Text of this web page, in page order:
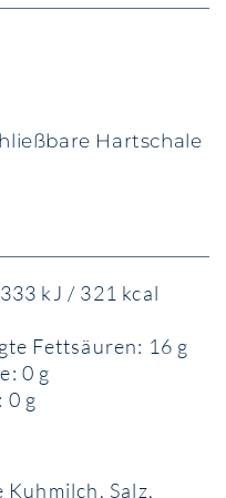
Hartschale
kJ / 321 kcal
Fettsäuren: 16 g
0 g
0 g
Salz,